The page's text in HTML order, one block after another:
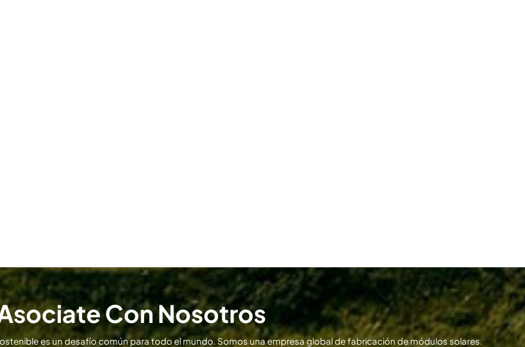
Con Nosotros
es un desafío común para todo el mundo. Somos una empresa global de fabricación de módulos solares.